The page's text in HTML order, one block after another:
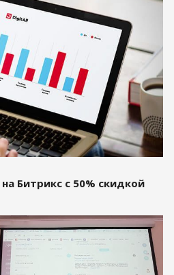
Битрикс с 50% скидкой